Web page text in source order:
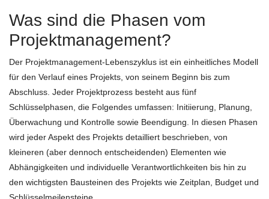
Was sind die Phasen vom
Projektmanagement?
Der Projektmanagement-Lebenszyklus ist ein einheitliches Modell
für den Verlauf eines Projekts, von seinem Beginn bis zum
Abschluss. Jeder Projektprozess besteht aus fünf
Schlüsselphasen, die Folgendes umfassen: Initiierung, Planung,
Überwachung und Kontrolle sowie Beendigung. In diesen Phasen
wird jeder Aspekt des Projekts detailliert beschrieben, von
kleineren (aber dennoch entscheidenden) Elementen wie
Abhängigkeiten und individuelle Verantwortlichkeiten bis hin zu
den wichtigsten Bausteinen des Projekts wie Zeitplan, Budget und
Schlüsselmeilensteine.